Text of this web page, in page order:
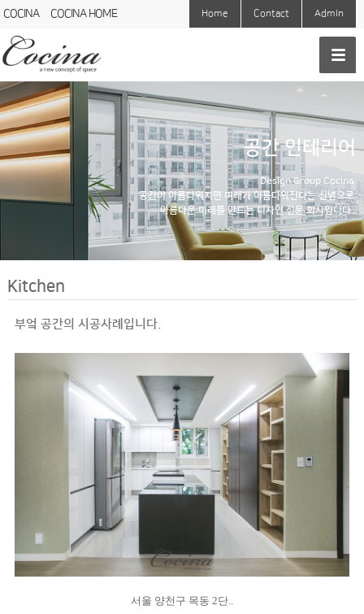
COCINA COCINA HOME Home Contact Admin
공간 인테리어
Design Group Cocina
공간이 아름다워지면 미래가 아름다워진다는 신념으로
아름다운 미래를 만드는 디자인 전문 회사입니다.
Kitchen
부엌 공간의 시공사례입니다.
서울 양천구 목동 2단..